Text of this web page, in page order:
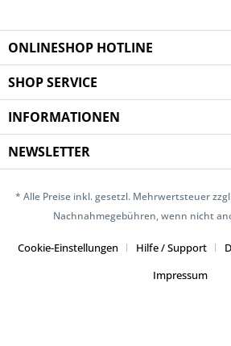
ONLINESHOP HOTLINE
SHOP SERVICE
INFORMATIONEN
NEWSLETTER
* Alle Preise inkl. gesetzl. Mehrwertsteuer
Nachnahmegebühren, wenn nicht
Cookie-Einstellungen Hilfe / Support
Impressum